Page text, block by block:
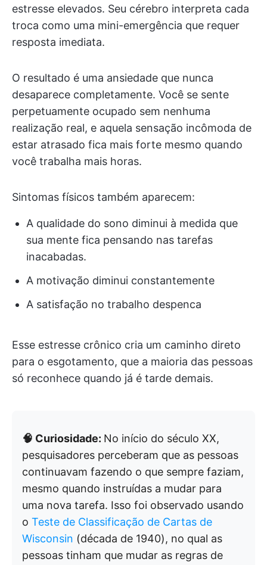
estresse elevados. Seu cérebro interpreta cada
troca como uma mini-emergência que requer
resposta imediata.
O resultado é uma ansiedade que nunca
desaparece completamente. Você se sente
perpetuamente ocupado sem nenhuma
realização real, e aquela sensação incômoda de
estar atrasado fica mais forte mesmo quando
você trabalha mais horas.
Sintomas físicos também aparecem:
A qualidade do sono diminui à medida que
sua mente fica pensando nas tarefas
inacabadas.
A motivação diminui constantemente
A satisfação no trabalho despenca
Esse estresse crônico cria um caminho direto
para o esgotamento, que a maioria das pessoas
só reconhece quando já é tarde demais.
🧠 Curiosidade: No início do século XX,
pesquisadores perceberam que as pessoas
continuavam fazendo o que sempre faziam,
mesmo quando instruídas a mudar para
uma nova tarefa. Isso foi observado usando
o Teste de Classificação de Cartas de
Wisconsin (década de 1940), no qual as
pessoas tinham que mudar as regras de